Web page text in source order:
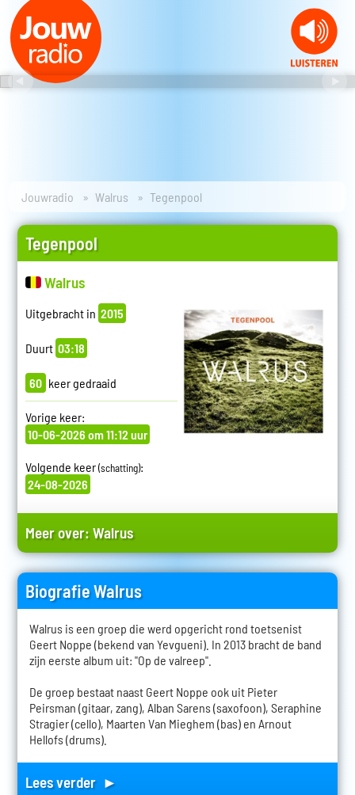
Jouwradio Walrus Tegenpool
Tegenpool
Walrus
Uitgebracht in 2015
Duurt 03:18
60 keer gedraaid
Vorige keer:
10-06-2026 om 11:12 uur
Volgende keer(schatting):
24-08-2026
Meer over:Walrus
Biografie Walrus
Walrus is een groep die werd opgericht rond toetsenist
Geert Noppe (bekend van Yevgueni). In 2013 bracht de band
zijn eerste album uit: "Op de valreep".
De groep bestaat naast Geert Noppe ook uit Pieter
Peirsman (gitaar, zang), Alban Sarens (saxofoon), Seraphine
Stragier (cello), Maarten Van Mieghem (bas) en Arnout
Hellofs (drums).
Lees verder ►